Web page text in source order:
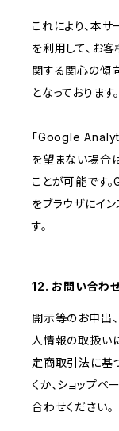
これにより、本
を利用して、お
関する関心の傾
となっております。
「Google
を望まない場合
ことが可能です
をブラウザにイ
す。
12. お問い合わ
開示等のお申出
人情報の取扱い
定商取引法に基
くか、ショップ
合わせください。